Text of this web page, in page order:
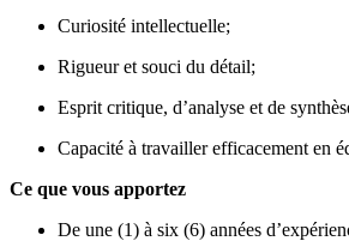
Curiosité intellectuelle;
Rigueur et souci du détail;
Esprit critique, d’analyse et de
Capacité à travailler efficacement en
Ce que vous apportez
De une (1) à six (6) années